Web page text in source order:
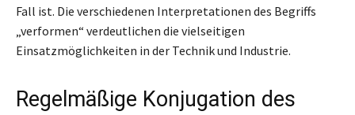
Fall ist. Die verschiedenen Interpretationen des Begriffs
„verformen“ verdeutlichen die vielseitigen
Einsatzmöglichkeiten in der Technik und Industrie.
Regelmäßige Konjugation des